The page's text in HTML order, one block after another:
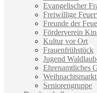
Evangelischer
Freiwillige
Freunde der
Förderverein
Kultur vor Ort
Frauenfrühstück
Jugend
Ehrenamtliches
Seniorengruppe